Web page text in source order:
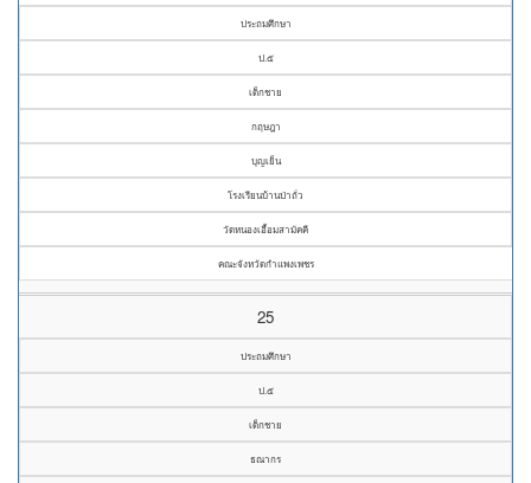
ประถมศึกษา
ป.๕
เด็กชาย
กฤษฎา
บุญเย็น
โรงเรียนบ้านป่าถั่ว
วัดหนองเอื้อมสามัคคี
คณะจังหวัดกำแพงเพชร
25
ประถมศึกษา
ป.๕
เด็กชาย
ธณากร